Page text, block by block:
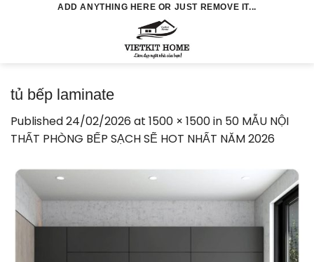
ADD ANYTHING HERE OR JUST REMOVE IT...
tủ bếp laminate
Published24/02/2026 at 1500 × 1500in 50 MẪU NỘI
THẤT PHÒNG BẾP SẠCH SẼ HOT NHẤT NĂM 2026